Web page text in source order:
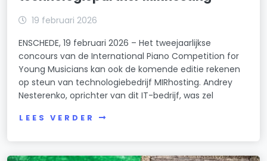
19 februari 2026
ENSCHEDE, 19 februari 2026 – Het tweejaarlijkse
concours van de International Piano Competition for
Young Musicians kan ook de komende editie rekenen
op steun van technologiebedrijf MIRhosting. Andrey
Nesterenko, oprichter van dit IT-bedrijf, was zel
LEES VERDER